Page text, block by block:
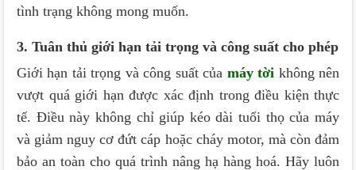
tình trạng không mong muốn.
3. Tuân thủ giới hạn tải trọng và công suất cho phép
Giới hạn tải trọng và công suất của máy tời không nên
vượt quá giới hạn được xác định trong điều kiện thực
tế. Điều này không chỉ giúp kéo dài tuổi thọ của máy
và giảm nguy cơ đứt cáp hoặc cháy motor, mà còn đảm
bảo an toàn cho quá trình nâng hạ hàng hoá. Hãy luôn